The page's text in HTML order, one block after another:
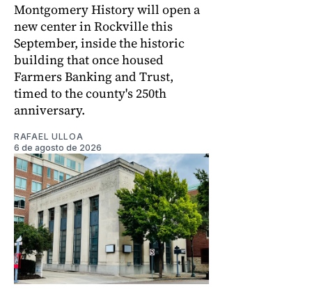
Montgomery History will open a
new center in Rockville this
September, inside the historic
building that once housed
Farmers Banking and Trust,
timed to the county's 250th
anniversary.
RAFAEL ULLOA
6 de agosto de 2026